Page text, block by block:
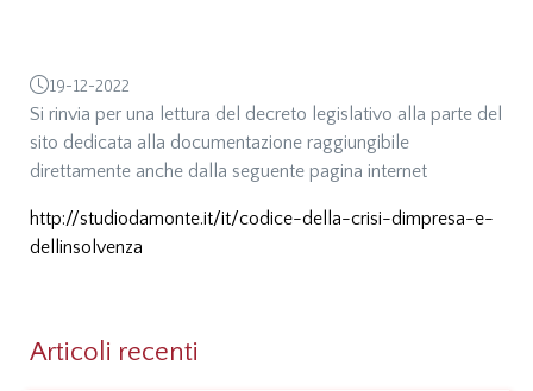
19-12-2022
Si rinvia per una lettura del decreto legislativo alla parte del
sito dedicata alla documentazione raggiungibile
direttamente anche dalla seguente pagina internet
http://studiodamonte.it/it/codice-della-crisi-dimpresa-e-
dellinsolvenza
Articoli recenti